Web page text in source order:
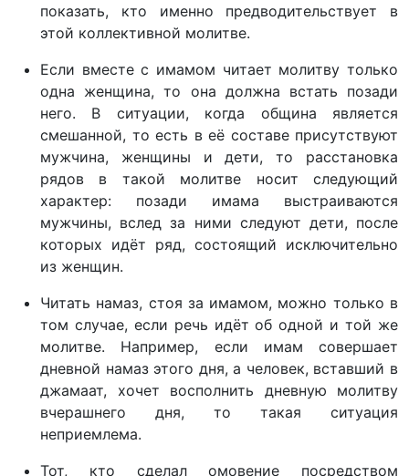
показать, кто именно предводительствует в
этой коллективной молитве.
Если вместе с имамом читает молитву только
одна женщина, то она должна встать позади
него. В ситуации, когда община является
смешанной, то есть в её составе присутствуют
мужчина, женщины и дети, то расстановка
рядов в такой молитве носит следующий
характер: позади имама выстраиваются
мужчины, вслед за ними следуют дети, после
которых идёт ряд, состоящий исключительно
из женщин.
Читать намаз, стоя за имамом, можно только в
том случае, если речь идёт об одной и той же
молитве. Например, если имам совершает
дневной намаз этого дня, а человек, вставший в
джамаат, хочет восполнить дневную молитву
вчерашнего дня, то такая ситуация
неприемлема.
Тот, кто сделал омовение посредством